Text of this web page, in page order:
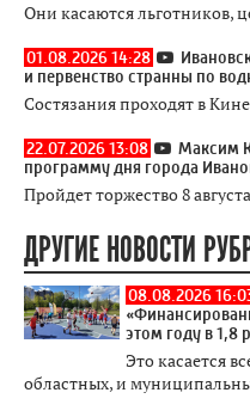
Они касаются льготников,
01.08.2026 14:28
и первенство странны по
Состязания проходят в
22.07.2026 13:08
Максим
программу дня города
Пройдет торжество 8 августа
ДРУГИЕ НОВОСТИ
08.08.2026
этом году в 1,8
Это касается
областных, и